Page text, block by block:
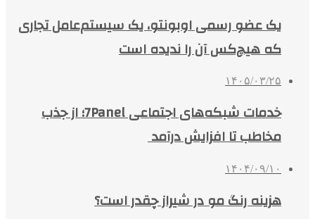
یک عضو رسمی اوبونتو، یک سیستم‌عامل تجاری
که هیچ‌کس آن را ندیده است
۱۴۰۵/۰۳/۲۵
خدمات شبکه‌های اجتماعی 7Panel؛ از جذب
مخاطب تا افزایش درآمد
۱۴۰۴/۰۹/۱۰
هزینه رنگ مو در شیراز چقدر است؟